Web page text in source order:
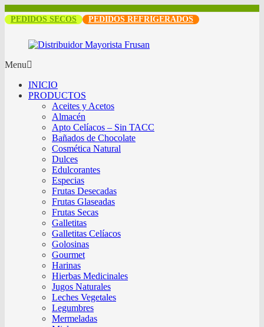
PEDIDOS SECOS PEDIDOS REFRIGERADOS
Menu
INICIO
PRODUCTOS
Aceites y Acetos
Almacén
Apto Celíacos – Sin TACC
Bañados de Chocolate
Cosmética Natural
Dulces
Edulcorantes
Especias
Frutas Desecadas
Frutas Glaseadas
Frutas Secas
Galletitas
Galletitas Celíacos
Golosinas
Gourmet
Harinas
Hierbas Medicinales
Jugos Naturales
Leches Vegetales
Legumbres
Mermeladas